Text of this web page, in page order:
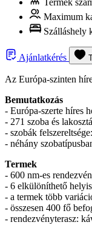
Termek
Maximum
Szálláshely
Ajánlatkérés
Az Európa-szinten
Bemutatkozás
- Európa-szerte híres
- 271 szoba és
- szobák
- néhány
Termek
- 600 nm-es
- 6 elkülöníthető
- a termek több
- összesen 400 fő
- rendezvényterasz: